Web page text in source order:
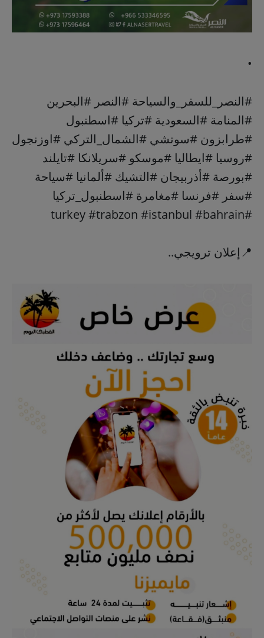
•
‏‎‏‎#النصر_للسفر_والسياحة #النصر #البحرين
#المنامة #السعودية #تركيا #اسطنبول
#طرابزون #سوتشي #الشمال_التركي #اوزنجول
#روسيا #ايطاليا #موسكو #سريلانكا #تايلند
#بورصة #أذربيجان #التشيك #ألمانيا #سياحة
#سفر #فرنسا #مغامرة #اسطنبول_تركيا
#turkey #trabzon #istanbul #bahrain
📍إعلان ترويجي..